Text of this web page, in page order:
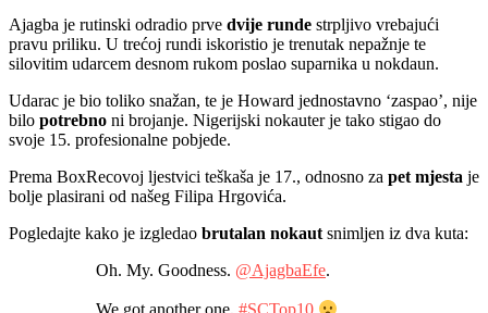
Ajagba je rutinski odradio prve dvije runde strpljivo vrebajući
pravu priliku. U trećoj rundi iskoristio je trenutak nepažnje te
silovitim udarcem desnom rukom poslao suparnika u nokdaun.
Udarac je bio toliko snažan, te je Howard jednostavno ‘zaspao’, nije
bilo potrebno ni brojanje. Nigerijski nokauter je tako stigao do
svoje 15. profesionalne pobjede.
Prema BoxRecovoj ljestvici teškaša je 17., odnosno za pet mjesta je
bolje plasirani od našeg Filipa Hrgovića.
Pogledajte kako je izgledao brutalan nokaut snimljen iz dva kuta:
Oh. My. Goodness. @AjagbaEfe.